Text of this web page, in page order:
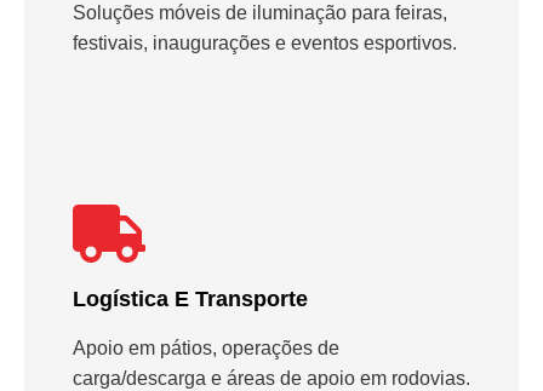
Soluções móveis de iluminação para feiras,
festivais, inaugurações e eventos esportivos.
Logística E Transporte
Apoio em pátios, operações de
carga/descarga e áreas de apoio em rodovias.